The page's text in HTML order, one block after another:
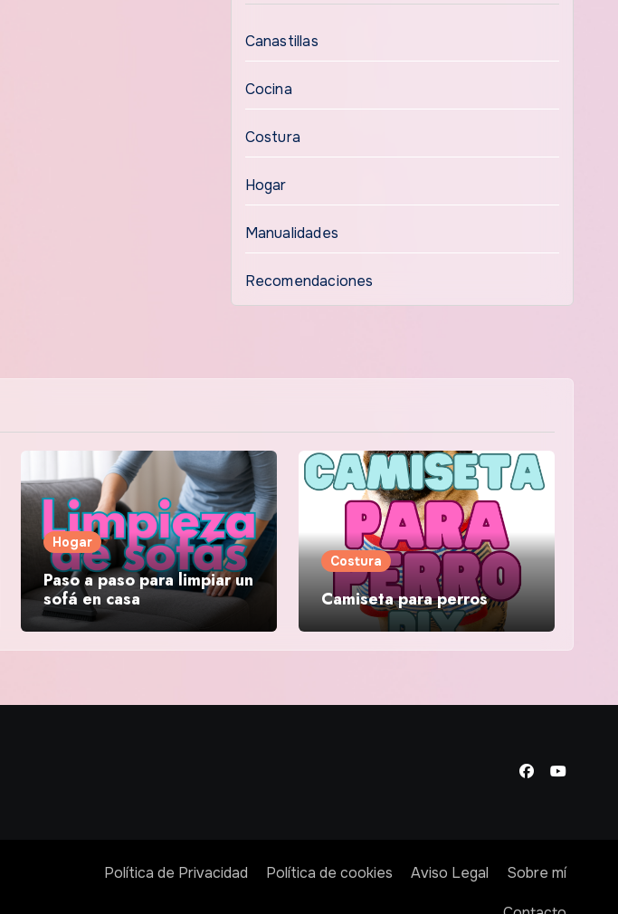
Canastillas
Cocina
Costura
Hogar
Manualidades
Recomendaciones
Hogar
Paso a paso para limpiar un
sofá en casa
Costura
Camiseta para perros
Política de Privacidad Política de cookies Aviso Legal Sobre mí